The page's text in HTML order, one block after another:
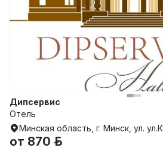
Дипсервис
Отель
Минская область, г. Минск, ул.
от 870 р.